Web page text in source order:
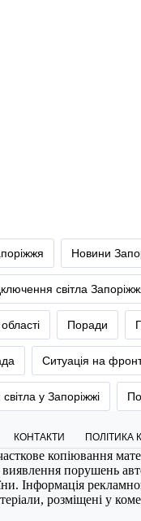
Новини
світла
Поради
Ситуація на
у Запоріжжі
КОНТАКТИ ПОЛІТИКА
копіювання
виявлення порушень
Інформація
розміщені у